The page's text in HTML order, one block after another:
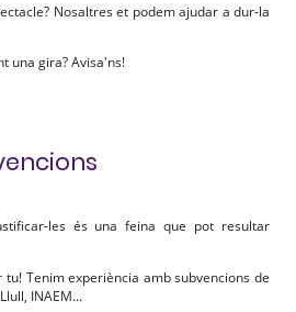
Nosaltres et podem ajudar a dur-la
una gira? Avisa'ns!
les és una feina que pot resultar
Tenim experiència amb subvencions de
INAEM...